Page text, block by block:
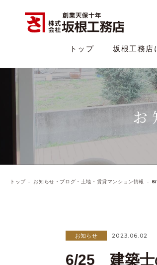
トップ 坂根工務店
お
トップ お知らせ・ブログ・土地・賃貸マンション情報
お知らせ 2023.06.02
6/25 建築士